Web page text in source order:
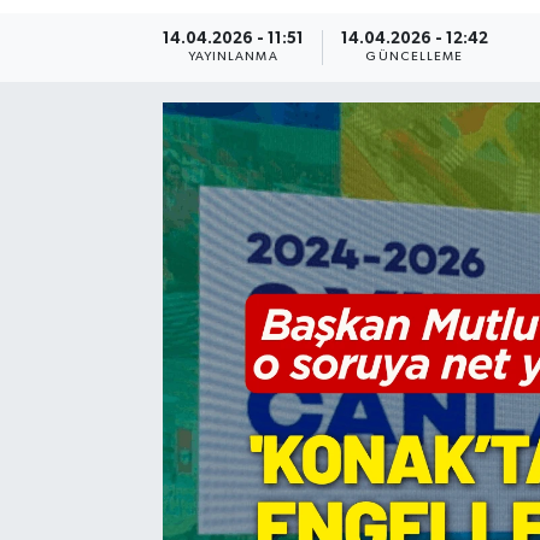
14.04.2026 - 11:51
YAYINLANMA
14.04.2026 - 12:42
GÜNCELLEME
Resmi Reklam
Röportajlar